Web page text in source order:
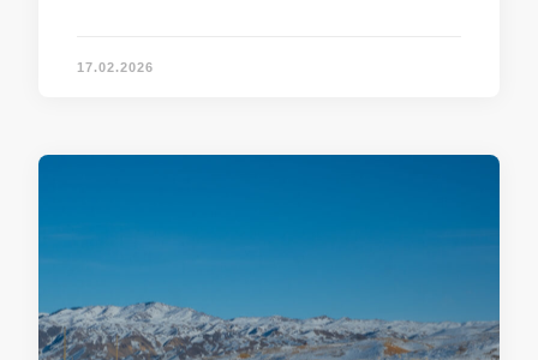
17.02.2026